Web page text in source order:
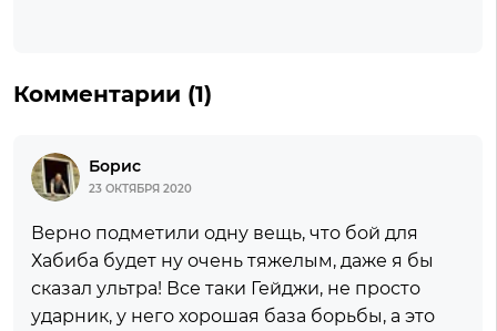
Комментарии (1)
Борис
23 ОКТЯБРЯ 2020
Верно подметили одну вещь, что бой для
Хабиба будет ну очень тяжелым, даже я бы
сказал ультра! Все таки Гейджи, не просто
ударник, у него хорошая база борьбы, а это